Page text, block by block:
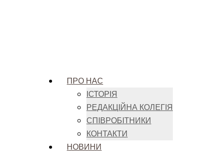
ПРО НАС
ІСТОРІЯ
РЕДАКЦІЙНА КОЛЕГІЯ
СПІВРОБІТНИКИ
КОНТАКТИ
НОВИНИ